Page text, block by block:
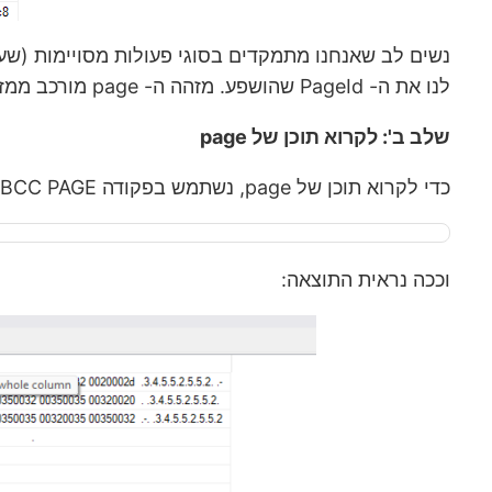
לנו את ה- PageId שהושפע. מזהה ה- page מורכב ממזהה הקובץ, נקודותיים ואז מזהה ה- page בהקסה. לשלב הבא, אנחנו צריכים להמיר אותו לדצימלי.
שלב ב': לקרוא תוכן של page
כדי לקרוא תוכן של page, נשתמש בפקודה DBCC PAGE:
וככה נראית התוצאה: